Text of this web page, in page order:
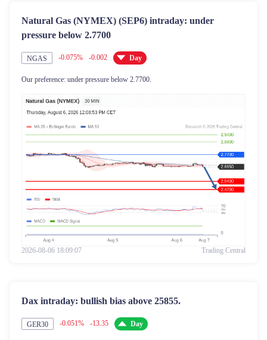
Natural Gas (NYMEX) (SEP6) intraday: under
pressure below 2.7700
NGAS -0.075% -0.002 Day
Our preference: under pressure below 2.7700.
2026-08-06 18:09:07 Trading Central
Dax intraday: bullish bias above 25855.
GER30 -0.051% -13.35 Day